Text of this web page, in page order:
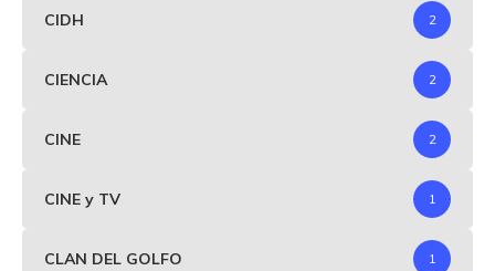
CIDH 2
CIENCIA 2
CINE 2
CINE y TV 1
CLAN DEL GOLFO 1